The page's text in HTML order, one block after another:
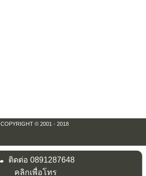
COPYRIGHT © 2001 - 2018
ติดต่อ0891287648
คลิกเพื่อโทร